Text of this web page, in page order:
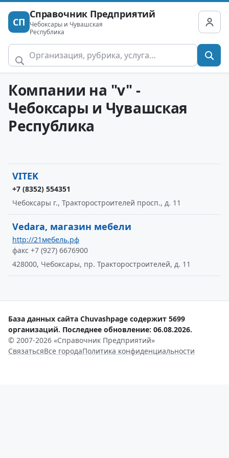
СП
Справочник Предприятий
Чебоксары и Чувашская
Республика
Компании на "v" -
Чебоксары и Чувашская
Республика
VITEK
+7 (8352) 554351
Чебоксары г., Тракторостроителей просп., д. 11
Vedara, магазин мебели
http://21мебель.рф
факс +7 (927) 6676900
428000, Чeбoкcapы, пр. Тракторостроителей, д. 11
База данных сайта Chuvashpage содержит 5699
организаций. Последнее обновление: 06.08.2026.
© 2007-2026 «Справочник Предприятий»
СвязатьсяВсе городаПолитика конфиденциальности